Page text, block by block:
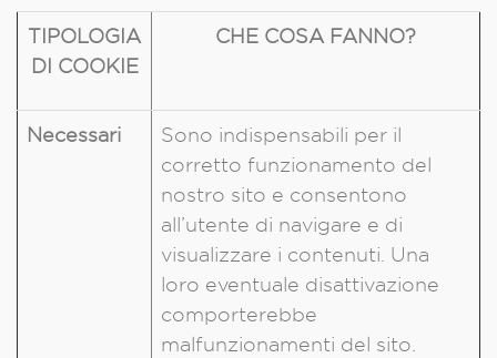
TIPOLOGIA
DI COOKIE
CHE COSA FANNO?
Necessari
Sono indispensabili per il
corretto funzionamento del
nostro sito e consentono
all’utente di navigare e di
visualizzare i contenuti. Una
loro eventuale disattivazione
comporterebbe
malfunzionamenti del sito.